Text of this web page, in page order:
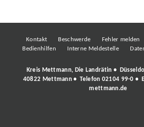
Kontakt Beschwerde Fehler melden
Bedienhilfen
Interne Meldestelle
Kreis Mettmann, Die Landrätin •
40822 Mettmann • Telefon 02104 99-0 •
mettmann.de